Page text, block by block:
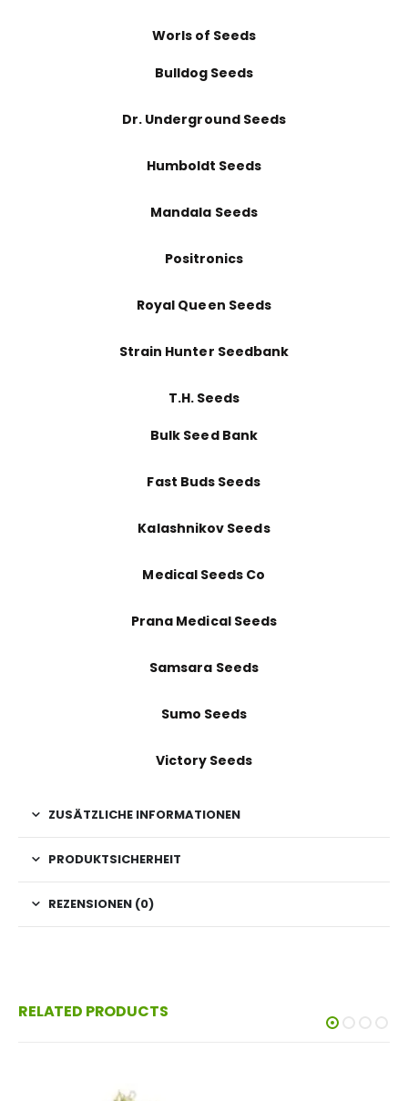
Worls of Seeds
Bulldog Seeds
Dr. Underground Seeds
Humboldt Seeds
Mandala Seeds
Positronics
Royal Queen Seeds
Strain Hunter Seedbank
T.H. Seeds
Bulk Seed Bank
Fast Buds Seeds
Kalashnikov Seeds
Medical Seeds Co
Prana Medical Seeds
Samsara Seeds
Sumo Seeds
Victory Seeds
ZUSÄTZLICHE INFORMATIONEN
PRODUKTSICHERHEIT
REZENSIONEN (0)
RELATED PRODUCTS